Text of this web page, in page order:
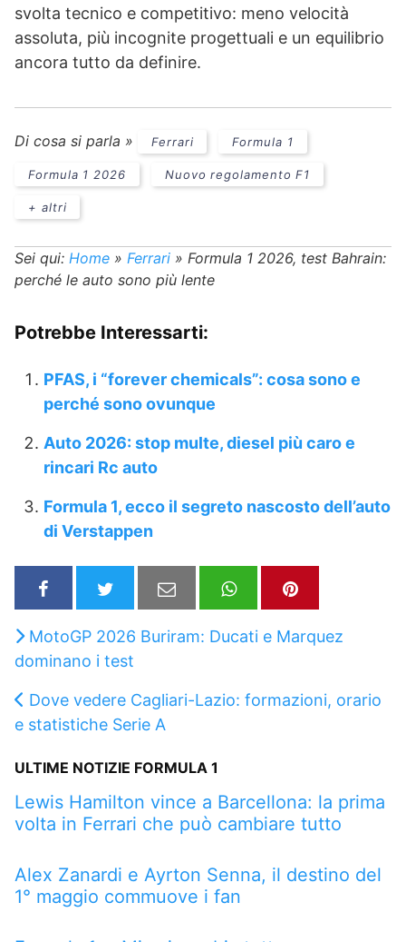
svolta tecnico e competitivo: meno velocità
assoluta, più incognite progettuali e un equilibrio
ancora tutto da definire.
Di cosa si parla » Ferrari Formula 1
Formula 1 2026 Nuovo regolamento F1
+ altri
Sei qui: Home » Ferrari » Formula 1 2026, test Bahrain:
perché le auto sono più lente
Potrebbe Interessarti:
PFAS, i “forever chemicals”: cosa sono e
perché sono ovunque
Auto 2026: stop multe, diesel più caro e
rincari Rc auto
Formula 1, ecco il segreto nascosto dell’auto
di Verstappen
MotoGP 2026 Buriram: Ducati e Marquez
dominano i test
Dove vedere Cagliari-Lazio: formazioni, orario
e statistiche Serie A
ULTIME NOTIZIE FORMULA 1
Lewis Hamilton vince a Barcellona: la prima
volta in Ferrari che può cambiare tutto
Alex Zanardi e Ayrton Senna, il destino del
1° maggio commuove i fan